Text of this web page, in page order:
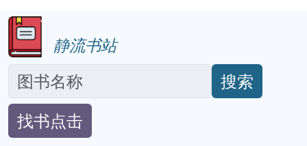
静流书站
搜索
找书点击